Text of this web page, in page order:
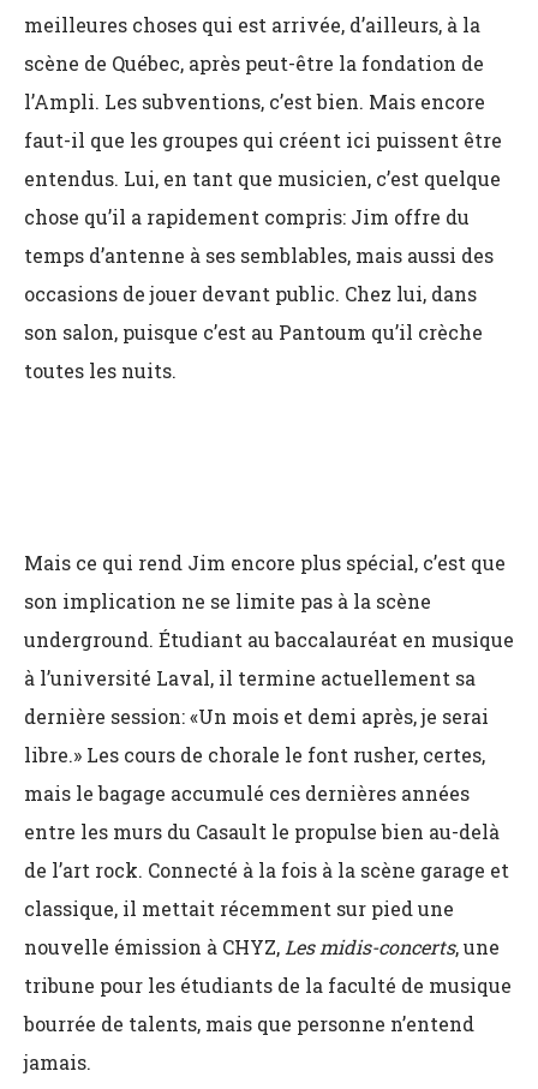
meilleures choses qui est arrivée, d’ailleurs, à la
scène de Québec, après peut-être la fondation de
l’Ampli. Les subventions, c’est bien. Mais encore
faut-il que les groupes qui créent ici puissent être
entendus. Lui, en tant que musicien, c’est quelque
chose qu’il a rapidement compris: Jim offre du
temps d’antenne à ses semblables, mais aussi des
occasions de jouer devant public. Chez lui, dans
son salon, puisque c’est au Pantoum qu’il crèche
toutes les nuits.
Mais ce qui rend Jim encore plus spécial, c’est que
son implication ne se limite pas à la scène
underground. Étudiant au baccalauréat en musique
à l’université Laval, il termine actuellement sa
dernière session: «Un mois et demi après, je serai
libre.» Les cours de chorale le font rusher, certes,
mais le bagage accumulé ces dernières années
entre les murs du Casault le propulse bien au-delà
de l’art rock. Connecté à la fois à la scène garage et
classique, il mettait récemment sur pied une
nouvelle émission à CHYZ, Les midis-concerts, une
tribune pour les étudiants de la faculté de musique
bourrée de talents, mais que personne n’entend
jamais.